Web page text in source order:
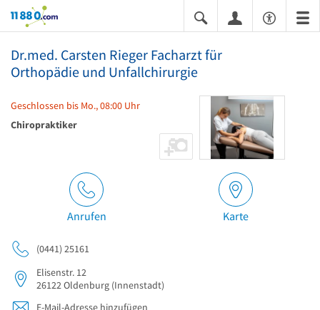
11880.com
Dr.med. Carsten Rieger Facharzt für
Orthopädie und Unfallchirurgie
Geschlossen bis Mo., 08:00 Uhr
Chiropraktiker
Anrufen Karte
(0441) 25161
Elisenstr. 12
26122Oldenburg (Innenstadt)
E-Mail-Adresse hinzufügen